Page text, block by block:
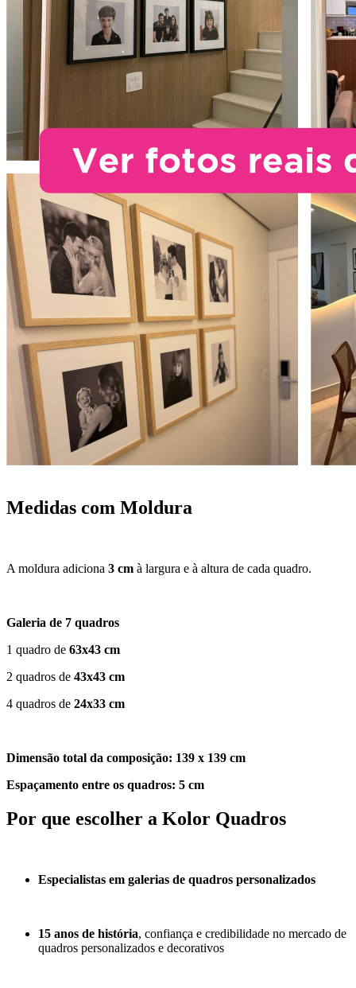
Medidas com Moldura
A moldura adiciona 3 cm à largura e à altura de cada quadro.
Galeria de 7 quadros
1 quadro de 63x43 cm
2 quadros de 43x43 cm
4 quadros de 24x33 cm
Dimensão total da composição: 139 x 139 cm
Espaçamento entre os quadros: 5 cm
Por que escolher a Kolor Quadros
Especialistas em galerias de quadros personalizados
15 anos de história, confiança e credibilidade no mercado de
quadros personalizados e decorativos